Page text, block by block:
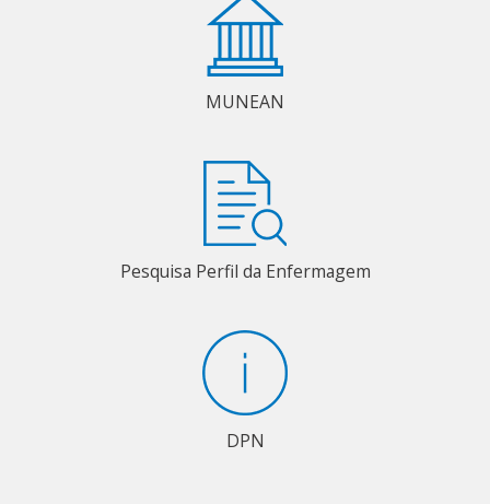
MUNEAN
Pesquisa Perfil da Enfermagem
DPN